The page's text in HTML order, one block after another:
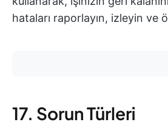
hataları raporlayın, izleyin ve
17. Sorun Türleri